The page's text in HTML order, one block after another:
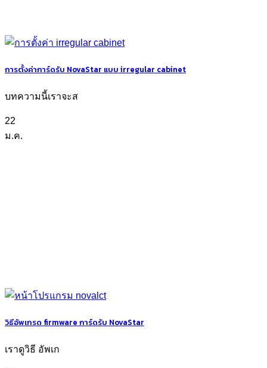
การตั้งค่าการ์ดรับ NovaStar แบบ irregular cabinet
บทความนี้เราจะส
22
ม.ค.
วิธีอัพเกรด firmware การ์ดรับ NovaStar
เราดูวิธี อัพเก